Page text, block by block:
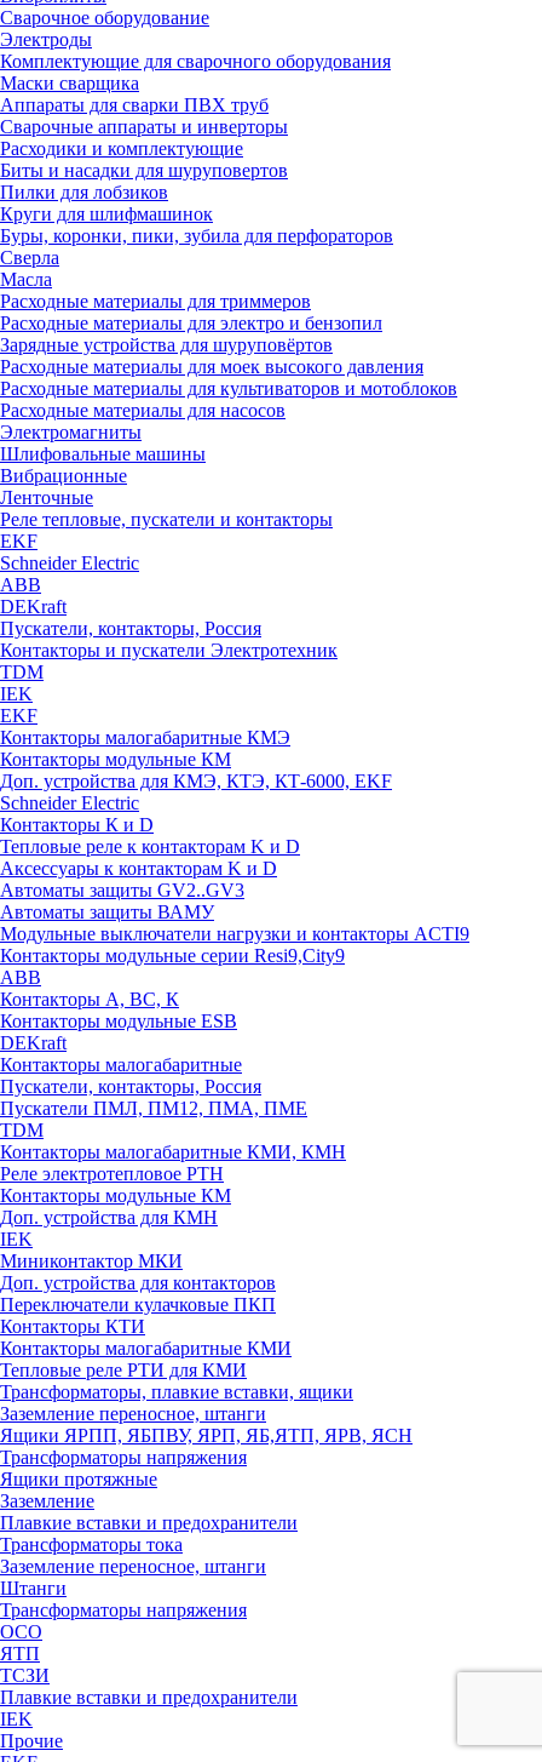
Сварочное оборудование
Электроды
Комплектующие для сварочного оборудования
Маски сварщика
Аппараты для сварки ПВХ труб
Сварочные аппараты и инверторы
Расходики и комплектующие
Биты и насадки для шуруповертов
Пилки для лобзиков
Круги для шлифмашинок
Буры, коронки, пики, зубила для перфораторов
Сверла
Масла
Расходные материалы для триммеров
Расходные материалы для электро и бензопил
Зарядные устройства для шуруповёртов
Расходные материалы для моек высокого давления
Расходные материалы для культиваторов и мотоблоков
Расходные материалы для насосов
Электромагниты
Шлифовальные машины
Вибрационные
Ленточные
Реле тепловые, пускатели и контакторы
EKF
Schneider Electric
ABB
DEKraft
Пускатели, контакторы, Россия
Контакторы и пускатели Электротехник
TDM
IEK
EKF
Контакторы малогабаритные КМЭ
Контакторы модульные КМ
Доп. устройства для КМЭ, КТЭ, КТ-6000, EKF
Schneider Electric
Контакторы К и D
Тепловые реле к контакторам K и D
Аксессуары к контакторам K и D
Автоматы защиты GV2..GV3
Автоматы защиты ВАМУ
Модульные выключатели нагрузки и контакторы ACTI9
Контакторы модульные серии Resi9,City9
ABB
Контакторы А, ВС, К
Контакторы модульные ESB
DEKraft
Контакторы малогабаритные
Пускатели, контакторы, Россия
Пускатели ПМЛ, ПМ12, ПМА, ПМЕ
TDM
Контакторы малогабаритные КМИ, КМН
Реле электротепловое РТН
Контакторы модульные КМ
Доп. устройства для КМН
IEK
Миниконтактор МКИ
Доп. устройства для контакторов
Переключатели кулачковые ПКП
Контакторы КТИ
Контакторы малогабаритные КМИ
Тепловые реле РTИ для КМИ
Трансформаторы, плавкие вставки, ящики
Заземление переносное, штанги
Ящики ЯРПП, ЯБПВУ, ЯРП, ЯБ,ЯТП, ЯРВ, ЯСН
Трансформаторы напряжения
Ящики протяжные
Заземление
Плавкие вставки и предохранители
Трансформаторы тока
Заземление переносное, штанги
Штанги
Трансформаторы напряжения
ОСО
ЯТП
ТСЗИ
Плавкие вставки и предохранители
IEK
Прочие